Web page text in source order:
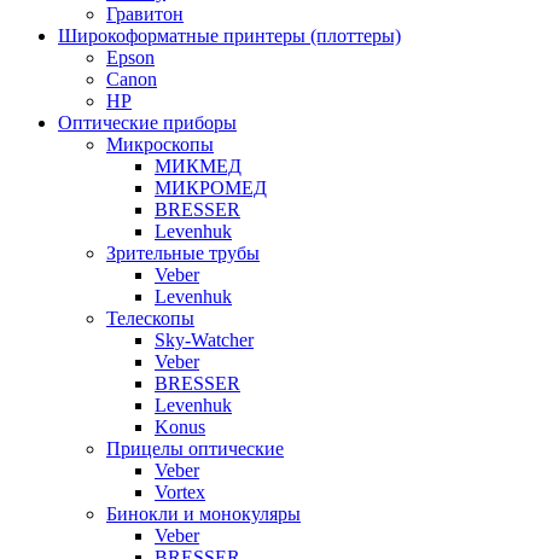
Гравитон
Широкоформатные принтеры (плоттеры)
Epson
Canon
HP
Оптические приборы
Микроскопы
МИКМЕД
МИКРОМЕД
BRESSER
Levenhuk
Зрительные трубы
Veber
Levenhuk
Телескопы
Sky-Watcher
Veber
BRESSER
Levenhuk
Konus
Прицелы оптические
Veber
Vortex
Бинокли и монокуляры
Veber